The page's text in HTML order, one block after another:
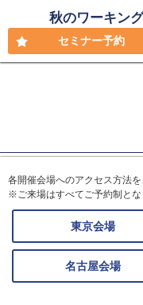
秋のワーキン
セミナー予約
各開催会場へのアクセス方法を
※ご来場はすべてご予約制とな
東京会場
名古屋会場